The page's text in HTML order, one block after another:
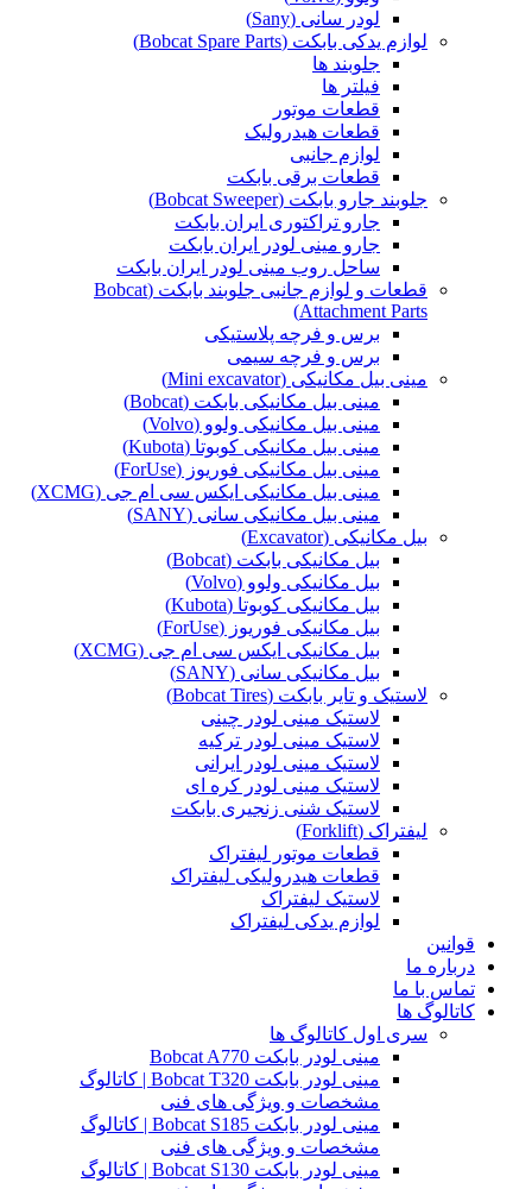
لودر سانی (Sany)
لوازم یدکی بابکت (Bobcat Spare Parts)
جلوبند ها
فیلتر ها
قطعات موتور
قطعات هیدرولیک
لوازم جانبی
قطعات برقی بابکت
جلوبند جارو بابکت (Bobcat Sweeper)
جارو تراکتوری ایران بابکت
جارو مینی لودر ایران بابکت
ساحل روب مینی لودر ایران بابکت
قطعات و لوازم جانبی جلوبند بابکت (Bobcat
Attachment Parts)
برس و فرچه پلاستیکی
برس و فرچه سیمی
مینی بیل مکانیکی (Mini excavator)
مینی بیل مکانیکی بابکت (Bobcat)
مینی بیل مکانیکی ولوو (Volvo)
مینی بیل مکانیکی کوبوتا (Kubota)
مینی بیل مکانیکی فوریوز (ForUse)
مینی بیل مکانیکی ایکس سی ام جی (XCMG)
مینی بیل مکانیکی سانی (SANY)
بیل مکانیکی (Excavator)
بیل مکانیکی بابکت (Bobcat)
بیل مکانیکی ولوو (Volvo)
بیل مکانیکی کوبوتا (Kubota)
بیل مکانیکی فوریوز (ForUse)
بیل مکانیکی ایکس سی ام جی (XCMG)
بیل مکانیکی سانی (SANY)
لاستیک و تایر بابکت (Bobcat Tires)
لاستیک مینی لودر چینی
لاستیک مینی لودر ترکیه
لاستیک مینی لودر ایرانی
لاستیک مینی لودر کره ای
لاستیک شنی زنجیری بابکت
لیفتراک (Forklift)
قطعات موتور لیفتراک
قطعات هیدرولیکی لیفتراک
لاستیک لیفتراک
لوازم یدکی لیفتراک
قوانین
درباره ما
تماس با ما
کاتالوگ ها
سری اول کاتالوگ ها
مینی لودر بابکت Bobcat A770
مینی لودر بابکت Bobcat T320 | کاتالوگ
مشخصات و ویژگی های فنی
مینی لودر بابکت Bobcat S185 | کاتالوگ
مشخصات و ویژگی های فنی
مینی لودر بابکت Bobcat S130 | کاتالوگ